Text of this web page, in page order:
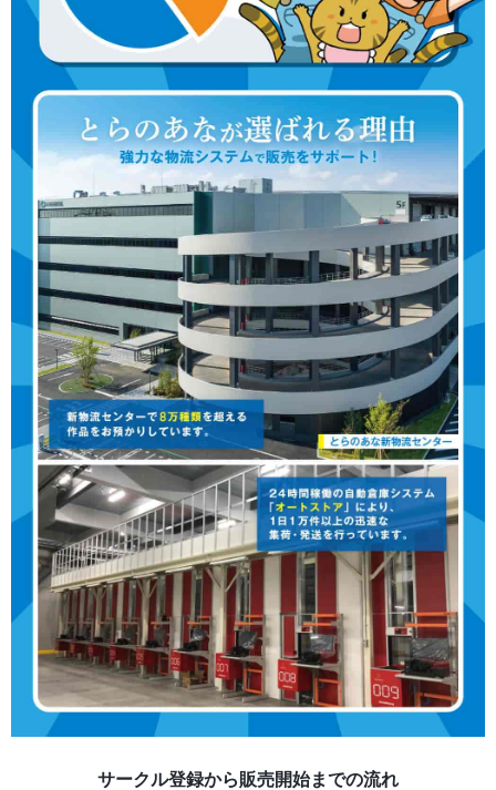
サークル登録から販売開始までの流れ